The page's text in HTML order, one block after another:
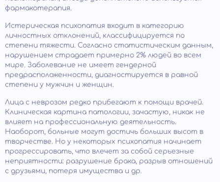
фармакотерапия.
Истерическая психопатия входит в категорию
личностных отклонений, классифицируется по
степени тяжести. Согласно статистическим данным,
нарушением страдает примерно 2% людей во всем
мире. Заболевание не имеет гендерной
предрасположенности, диагностируется в равной
степени у мужчин и женщин.
Лица с неврозом редко прибегают к помощи врачей.
Клиническая картина патологии, зачастую, никак не
влияет на профессиональную деятельность.
Наоборот, больные могут достичь больших высот в
творчестве. Но у некоторых психопатия начинает
прогрессировать, что влечет за собой серьезные
неприятности: разрушение брака, разрыв отношений
с друзьями, потеря имущества и др.